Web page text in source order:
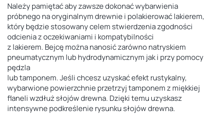
Należy pamiętać aby zawsze dokonać wybarwienia
próbnego na oryginalnym drewnie i polakierować lakierem,
który będzie stosowany celem stwierdzenia zgodności
odcienia z oczekiwaniami i kompatybilności
z lakierem. Bejcę można nanosić zarówno natryskiem
pneumatycznym lub hydrodynamicznym jak i przy pomocy
pędzla
lub tamponem. Jeśli chcesz uzyskać efekt rustykalny,
wybarwione powierzchnie przetrzyj tamponem z miękkiej
flaneli wzdłuż słojów drewna. Dzięki temu uzyskasz
intensywne podkreślenie rysunku słojów drewna.